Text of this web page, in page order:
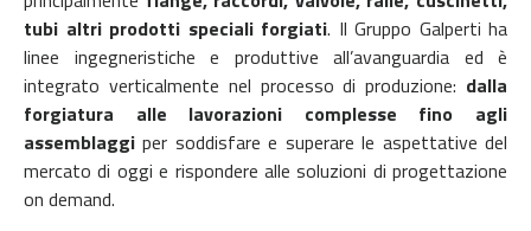
tubi altri prodotti speciali forgiati. Il Gruppo Galperti ha
linee ingegneristiche e produttive all’avanguardia ed è
integrato verticalmente nel processo di produzione: dalla
forgiatura alle lavorazioni complesse fino agli
assemblaggi per soddisfare e superare le aspettative del
mercato di oggi e rispondere alle soluzioni di progettazione
on demand.